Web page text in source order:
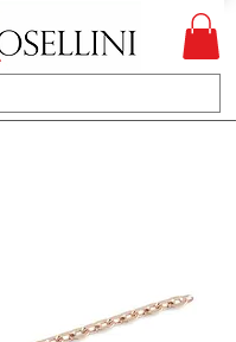
Gioielleria Rosellini
Rosellini online